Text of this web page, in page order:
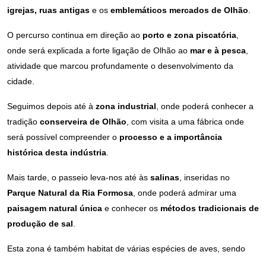
igrejas, ruas antigas e os emblemáticos mercados de Olhão
O percurso continua em direção ao porto e zona piscatória
onde será explicada a forte ligação de Olhão ao mar e à pesca
atividade que marcou profundamente o desenvolvimento da
cidade.
Seguimos depois até à zona industrial , onde poderá conhecer a
tradição conserveira de Olhão , com visita a uma fábrica onde
será possível compreender o processo e a importância
histórica desta indústria
Mais tarde, o passeio leva-nos até às salinas , inseridas no
Parque Natural da Ria Formosa , onde poderá admirar uma
paisagem natural única e conhecer os métodos tradicionais de
produção de sal
Esta zona é também habitat de várias espécies de aves, sendo